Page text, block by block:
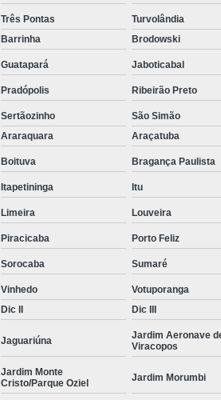
Três Pontas Turvolândia
Barrinha Brodowski
Guatapará Jaboticabal
Pradópolis Ribeirão Preto
Sertãozinho São Simão
Araraquara Araçatuba
Boituva Bragança Paulista
Itapetininga Itu
Limeira Louveira
Piracicaba Porto Feliz
Sorocaba Sumaré
Vinhedo
Votuporanga
Dic II Dic III
Jaguariúna
Jardim Aeronave
Viracopos
Jardim Monte
Cristo/Parque Oziel
Jardim Morumbi